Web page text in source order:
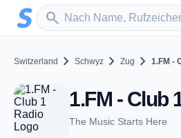
Zum Hauptinhalt springen
search
Sender suchen
Switzerland chevron_right Schwyz chevron_right Zug chevron_right 1.FM -
1.FM - Club
The Music Starts Here